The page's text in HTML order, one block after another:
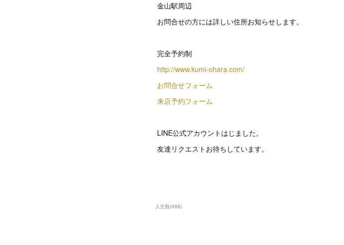
金山駅周辺
お問合せの方には詳しい住所お知らせします。
完全予約制
http://www.kumi-ohara.com/
お問合せフォーム
来店予約フォーム
LINE公式アカウントはじました。
友達リクエストお待ちしています。
人生観(488)